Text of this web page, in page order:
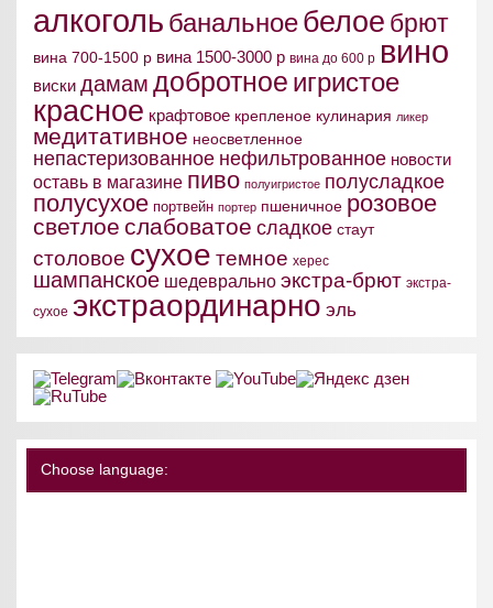
алкоголь банальноебелое брют
вина 700-1500 р вина 1500-3000 р вина до 600 р вино
виски дамам добротное игристое
красное крафтовое крепленое кулинария ликер
медитативное неосветленное
непастеризованное нефильтрованное новости
оставь в магазине пиво полуигристое полусладкое
полусухое портвейн портер пшеничное розовое
светлое слабоватое сладкое стаут
столовое сухое темное херес
шампанское шедеврально экстра-брют экстра-
сухое экстраординарно эль
Choose language: